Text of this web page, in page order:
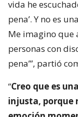
vida he
pena’. Y no es
Me imagino que
personas con
pena’”, partió
“Creo que es
injusta, porque